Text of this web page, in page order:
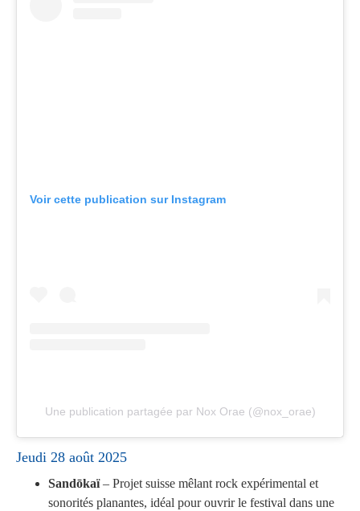
Voir cette publication sur Instagram
Une publication partagée par Nox Orae (@nox_orae)
Jeudi 28 août 2025
Sandōkaï– Projet suisse mêlant rock expérimental et
sonorités planantes, idéal pour ouvrir le festival dans une